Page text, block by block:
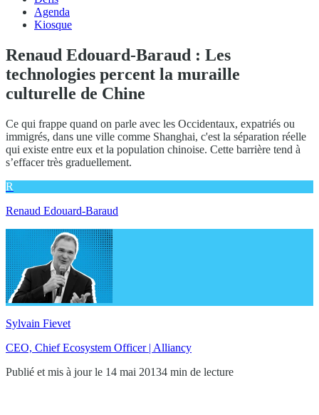
Agenda
Kiosque
Renaud Edouard-Baraud : Les
technologies percent la muraille
culturelle de Chine
Ce qui frappe quand on parle avec les Occidentaux, expatriés ou
immigrés, dans une ville comme Shanghai, c'est la séparation réelle
qui existe entre eux et la population chinoise. Cette barrière tend à
s’effacer très graduellement.
R
Renaud Edouard-Baraud
Sylvain Fievet
CEO, Chief Ecosystem Officer | Alliancy
Publié et mis à jour le 14 mai 20134 min de lecture